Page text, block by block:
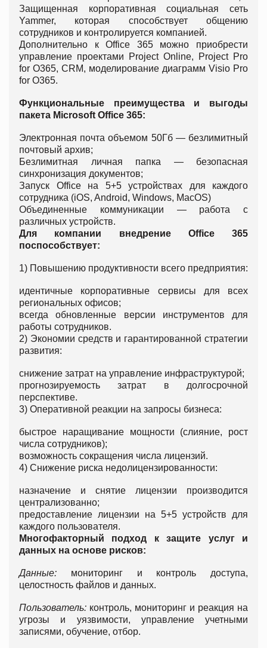
Защищенная корпоративная социальная сеть
Yammer, которая способствует общению
сотрудников и контролируется компанией.
Дополнительно к Office 365 можно приобрести
управление проектами Project Online, Project Pro
for O365, CRM, моделирование диаграмм Visio Pro
for O365.
Функциональные преимущества и выгоды
пакета Microsoft Office 365:
Электронная почта объемом 50Гб — безлимитный
почтовый архив;
Безлимитная личная папка — безопасная
синхронизация документов;
Запуск Office на 5+5 устройствах для каждого
сотрудника (iOS, Android, Windows, MacOS)
Объединенные коммуникации — работа с
различных устройств.
Для компании внедрение Office 365
поспособствует:
1) Повышению продуктивности всего предприятия:
идентичные корпоративные сервисы для всех
региональных офисов;
всегда обновленные версии инструментов для
работы сотрудников.
2) Экономии средств и гарантированной стратегии
развития:
снижение затрат на управление инфраструктурой;
прогнозируемость затрат в долгосрочной
перспективе.
3) Оперативной реакции на запросы бизнеса:
быстрое наращивание мощности (слияние, рост
числа сотрудников);
возможность сокращения числа лицензий.
4) Снижение риска недолицензированности:
назначение и снятие лицензии производится
централизованно;
предоставление лицензии на 5+5 устройств для
каждого пользователя.
Многофакторный подход к защите услуг и
данных на основе рисков:
Данные: мониторинг и контроль доступа,
целостность файлов и данных.
Пользователь: контроль, мониторинг и реакция на
угрозы и уязвимости, управление учетными
записями, обучение, отбор.